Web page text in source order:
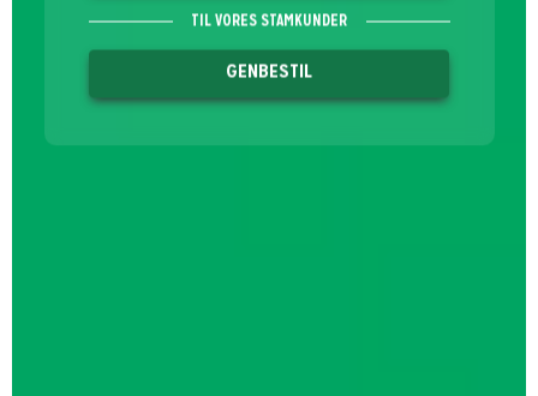
TIL VORES STAMKUNDER
GENBESTIL